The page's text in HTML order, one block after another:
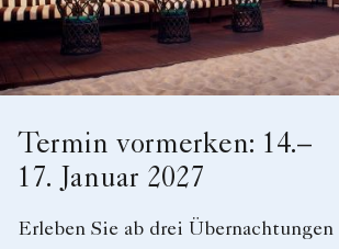
Termin vormerken: 14.–
17. Januar 2027
Erleben Sie ab drei